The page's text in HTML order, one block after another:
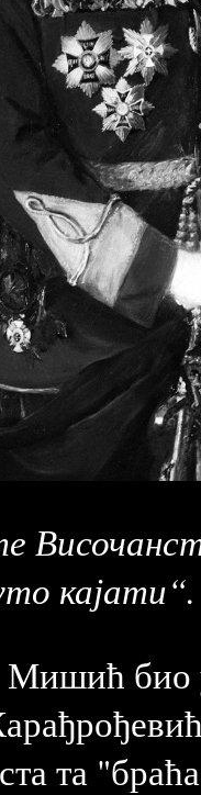
кајати“.
Мишић био
та